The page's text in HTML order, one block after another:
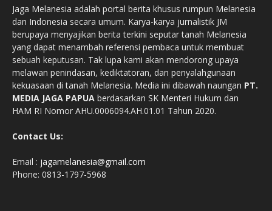
Jaga Melanesia adalah portal berita khusus rumpun Melanesia
dan Indonesia secara umum. Karya-karya jurnalistik JM
berupaya menyajikan berita terkini seputar tanah Melanesia
yang dapat menambah referensi pembaca untuk membuat
sebuah keputusan. Tak lupa kami akan mendorong upaya
melawan penindasan, kediktatoran, dan penyalahgunaan
kekuasaan di tanah Melanesia. Media ini dibawah naungan PT.
MEDIA JAGA PAPUA berdasarkan SK Menteri Hukum dan
HAM RI Nomor AHU.0006094.AH.01.01 Tahun 2020.
Contact Us:
Email : jagamelanesia@gmail.com
Phone: 0813-1797-5968